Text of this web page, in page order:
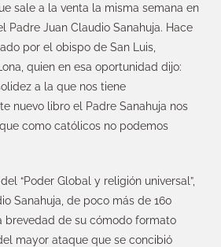
sale a la venta la misma semana en
Padre Juan Claudio Sanahuja. Hace
por el obispo de San Luis,
quien en esa oportunidad dijo:
a la que nos tiene
nuevo libro el Padre Sanahuja nos
como católicos no podemos
“Poder Global y religión universal”,
Sanahuja, de poco más de 160
brevedad de su cómodo formato
mayor ataque que se concibió